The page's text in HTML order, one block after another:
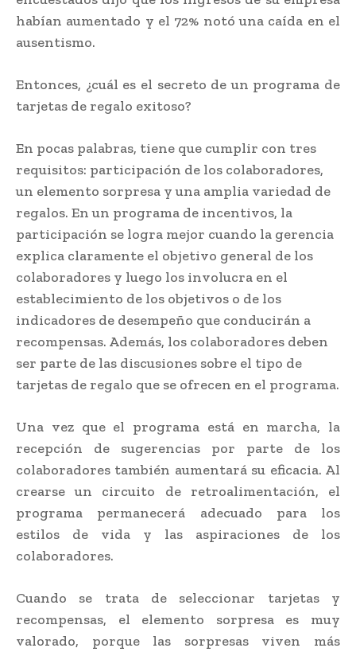
habían aumentado y el 72% notó una caída en el
ausentismo.
Entonces, ¿cuál es el secreto de un programa de
tarjetas de regalo exitoso?
En pocas palabras, tiene que cumplir con tres
requisitos: participación de los colaboradores,
un elemento sorpresa y una amplia variedad de
regalos. En un programa de incentivos, la
participación se logra mejor cuando la gerencia
explica claramente el objetivo general de los
colaboradores y luego los involucra en el
establecimiento de los objetivos o de los
indicadores de desempeño que conducirán a
recompensas. Además, los colaboradores deben
ser parte de las discusiones sobre el tipo de
tarjetas de regalo que se ofrecen en el programa.
Una vez que el programa está en marcha, la
recepción de sugerencias por parte de los
colaboradores también aumentará su eficacia. Al
crearse un circuito de retroalimentación, el
programa permanecerá adecuado para los
estilos de vida y las aspiraciones de los
colaboradores.
Cuando se trata de seleccionar tarjetas y
recompensas, el elemento sorpresa es muy
valorado, porque las sorpresas viven más